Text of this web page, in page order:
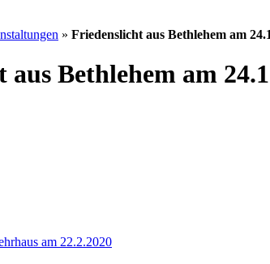
» Friedenslicht aus Bethlehem am
Bethlehem am
am 22.2.2020